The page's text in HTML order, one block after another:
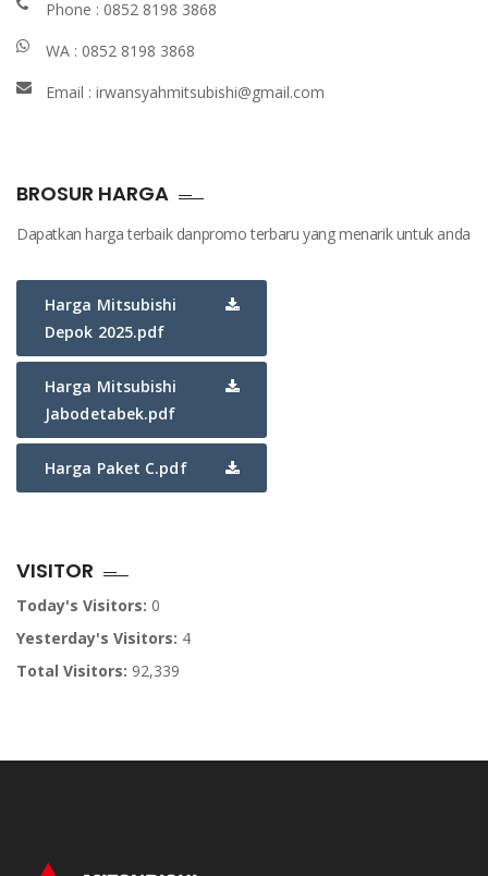
Phone : 0852 8198 3868
WA : 0852 8198 3868
Email : irwansyahmitsubishi@gmail.com
BROSUR HARGA
Dapatkan harga terbaik danpromo terbaru yang menarik untuk anda
Harga Mitsubishi
Depok 2025.pdf
Harga Mitsubishi
Jabodetabek.pdf
Harga Paket C.pdf
VISITOR
Today's Visitors: 0
Yesterday's Visitors: 4
Total Visitors: 92,339